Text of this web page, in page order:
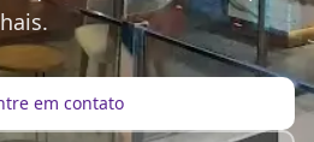
em contato